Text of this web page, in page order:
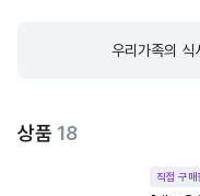
우리가족의
상품 18
직접 구매